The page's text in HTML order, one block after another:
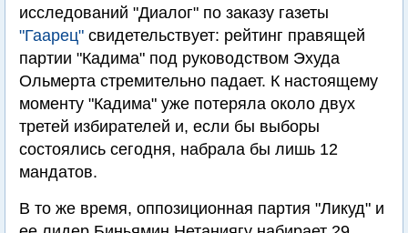
исследований "Диалог" по заказу газеты
"Гаарец" свидетельствует: рейтинг правящей
партии "Кадима" под руководством Эхуда
Ольмерта стремительно падает. К настоящему
моменту "Кадима" уже потеряла около двух
третей избирателей и, если бы выборы
состоялись сегодня, набрала бы лишь 12
мандатов.
В то же время, оппозиционная партия "Ликуд" и